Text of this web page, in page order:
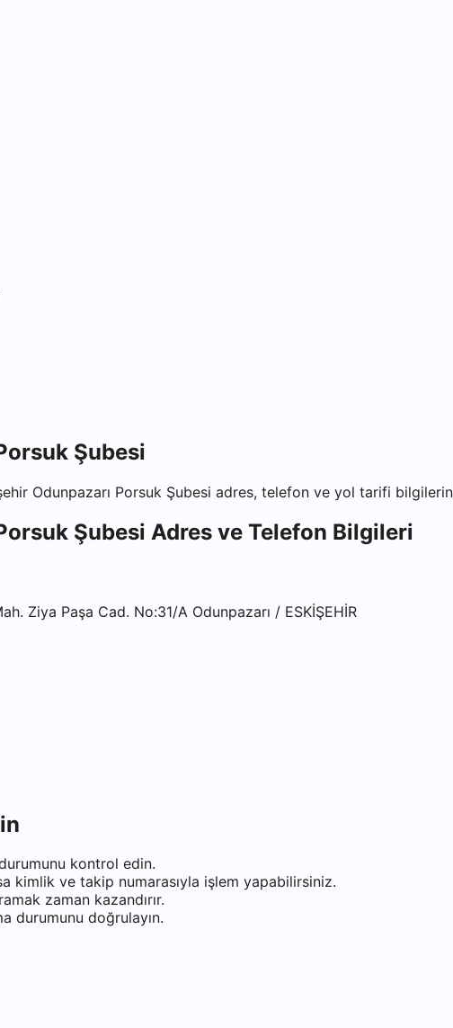
Şubesi
Odunpazarı Porsuk Şubesi adres, telefon ve yol tarifi
Şubesi Adres ve Telefon Bilgileri
Ziya Paşa Cad. No:31/A Odunpazarı / ESKİŞEHİR
kontrol edin.
kimlik ve takip numarasıyla işlem yapabilirsiniz.
zaman kazandırır.
durumunu doğrulayın.